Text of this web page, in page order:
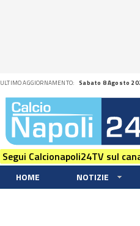
ULTIMO AGGIORNAMENTO: Sabato 8 Agosto
Segui Calcionapoli24TV sul
HOME NOTIZIE